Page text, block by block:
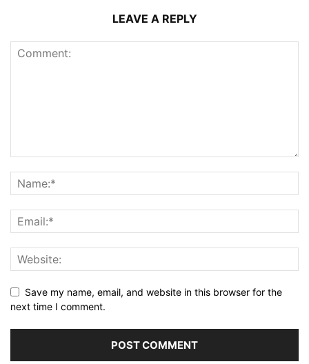
LEAVE A REPLY
Save my name, email, and website in this browser for the
next time I comment.